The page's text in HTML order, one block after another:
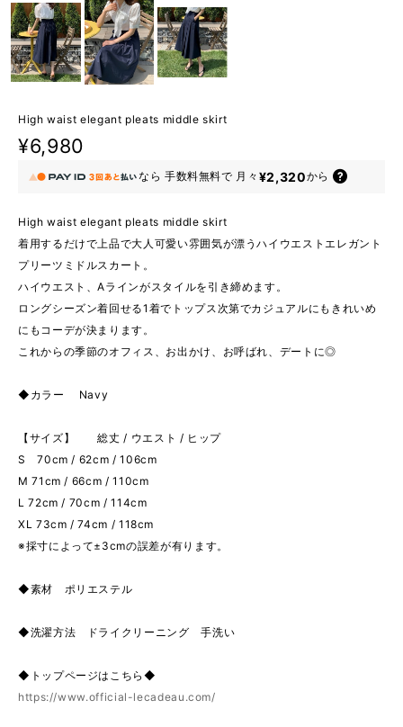
High waist elegant pleats middle skirt
¥6,980
なら 手数料無料で 月々 ¥2,320から
High waist elegant pleats middle skirt
着用するだけで上品で大人可愛い雰囲気が漂うハイウエストエレガント
プリーツミドルスカート。
ハイウエスト、Aラインがスタイルを引き締めます。
ロングシーズン着回せる1着でトップス次第でカジュアルにもきれいめ
にもコーデが決まります。
これからの季節のオフィス、お出かけ、お呼ばれ、デートに◎
◆カラー Navy
【サイズ】 総丈 / ウエスト / ヒップ
S 70cm / 62cm / 106cm
M 71cm / 66cm / 110cm
L 72cm / 70cm / 114cm
XL 73cm / 74cm / 118cm
※採寸によって±3cmの誤差が有ります。
◆素材 ポリエステル
◆洗濯方法 ドライクリーニング 手洗い
◆トップページはこちら◆
https://www.official-lecadeau.com/